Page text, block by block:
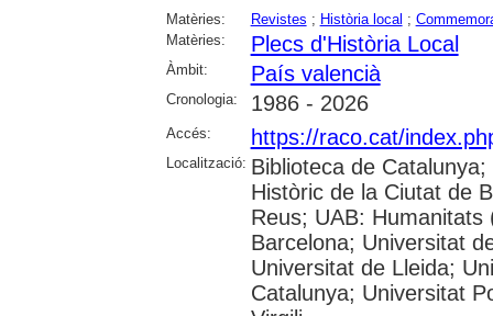
Matèries: Revistes ; Història local ;
Matèries:
Plecs d'Història Local
Àmbit: País valencià
Cronologia: 1986 - 2026
Accés: https://raco.cat/
Localització: Biblioteca de
Històric de la Ciutat de
Reus; UAB:
Barcelona; Universitat
Universitat de Lleida;
Catalunya; Universitat